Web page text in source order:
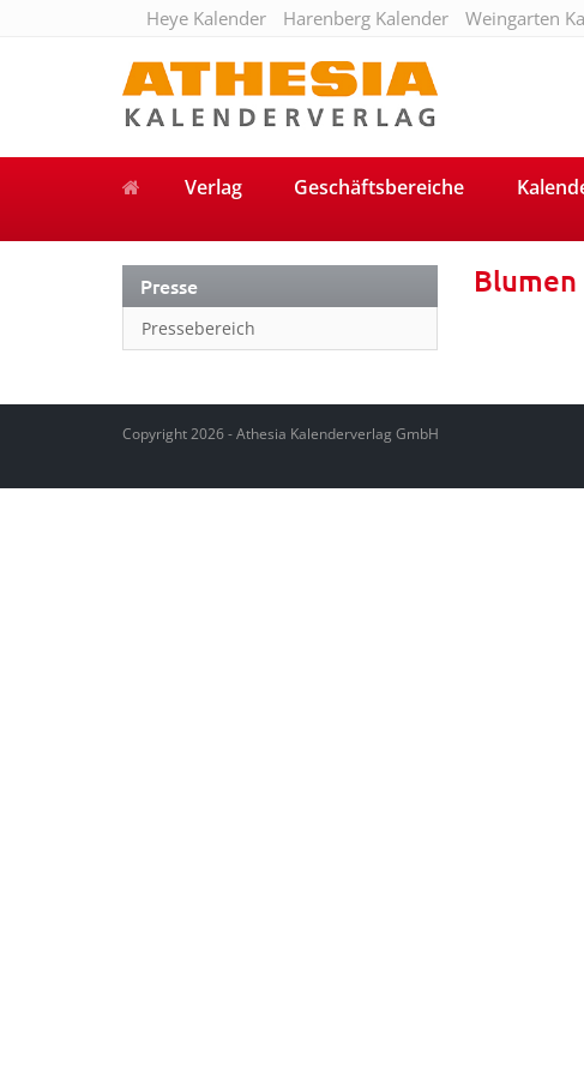
Heye Kalender Harenberg Kalender Weingarten
Verlag Geschäftsbereiche
Presse
Pressebereich
Blumen
Copyright 2026 - Athesia Kalenderverlag GmbH